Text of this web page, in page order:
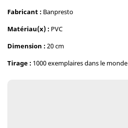
Fabricant : Banpresto
Matériau(x) : PVC
Dimension :20 cm
Tirage : 1000 exemplaires dans le monde